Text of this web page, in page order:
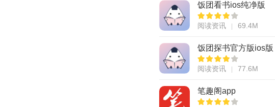
饭团看书ios纯净版
阅读资讯 69.4M
饭团探书官方版ios版
阅读资讯 77.6M
笔趣阁app